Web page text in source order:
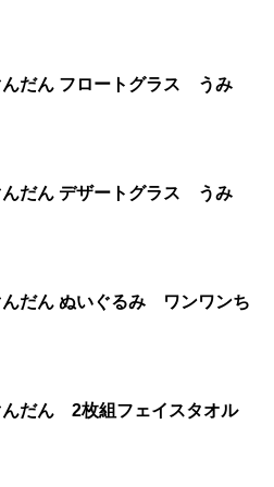
ノラネコぐんだん フロートグラス うみ
ノラネコぐんだん デザートグラス うみ
んだん ぬいぐるみ ワンワンち
んだん 2枚組フェイスタオル